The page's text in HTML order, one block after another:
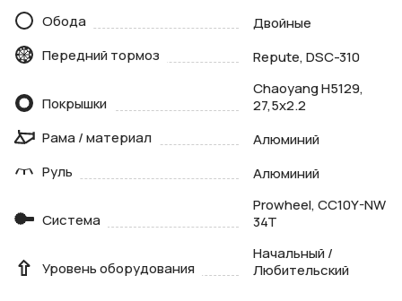
Обода
Двойные
Передний тормоз
Repute, DSC-310
Покрышки
Chaoyang H5129,
27,5x2.2
Рама / материал
Алюминий
Руль
Алюминий
Система
Prowheel, CC10Y-NW
34T
Уровень оборудования
Начальный /
Любительский